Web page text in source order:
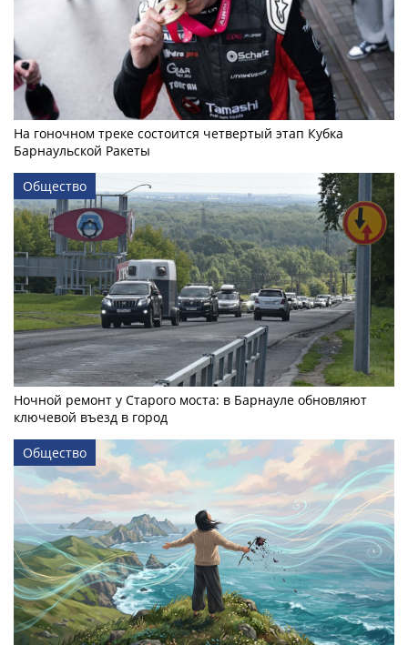
На гоночном треке состоится четвертый этап Кубка
Барнаульской Ракеты
Общество
Ночной ремонт у Старого моста: в Барнауле обновляют
ключевой въезд в город
Общество